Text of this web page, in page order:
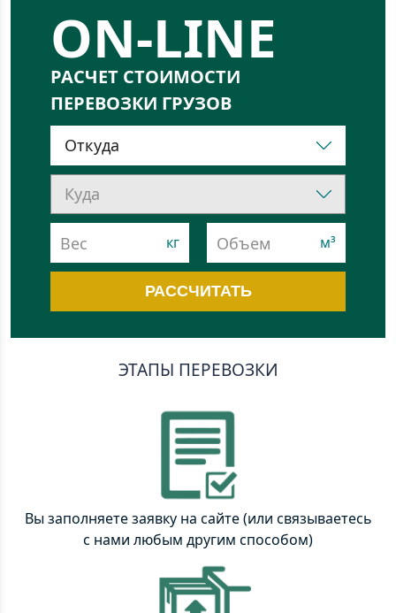
ON-LINE
РАСЧЕТ СТОИМОСТИ
ПЕРЕВОЗКИ ГРУЗОВ
РАССЧИТАТЬ
ЭТАПЫ ПЕРЕВОЗКИ
Вы заполняете заявку на сайте (или связываетесь
с нами любым другим способом)